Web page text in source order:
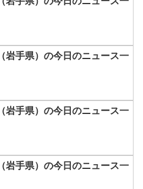
岩手県）の今日のニュース一
岩手県）の今日のニュース一
岩手県）の今日のニュース一